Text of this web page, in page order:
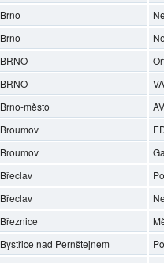
Brno
Brno
BRNO
BRNO
Brno-město
Broumov
Broumov
Břeclav
Břeclav
Březnice
Bystřice nad Pernštejnem